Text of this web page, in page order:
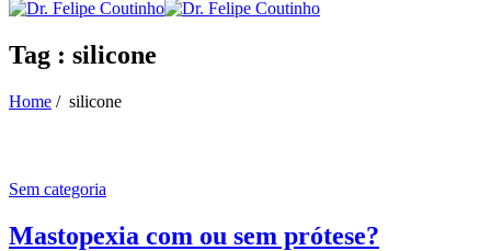
Tag : silicone
Home / silicone
Sem categoria
Mastopexia com ou sem prótese?